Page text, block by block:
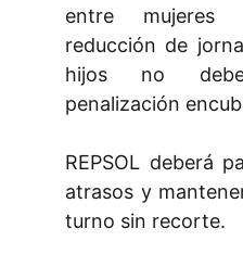
entre
reducción de
hijos no
penalización
REPSOL deberá
atrasos y
turno sin recorte.